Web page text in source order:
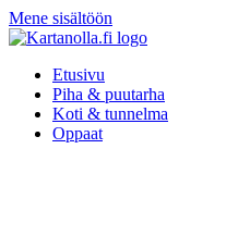
Mene sisältöön
Etusivu
Piha & puutarha
Koti & tunnelma
Oppaat